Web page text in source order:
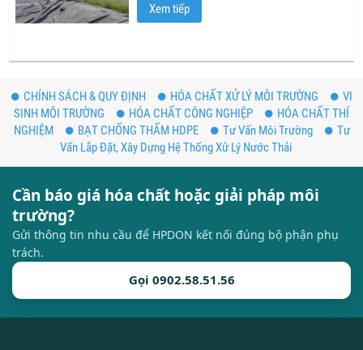
Xem tiếp
CHÍNH SÁCH & QUY ĐỊNH HÓA CHẤT XỬ LÝ MÔI TRƯỜNG
VI
SINH MÔI TRƯỜNG
HÓA CHẤT CÔNG NGHIỆP
HÓA CHẤT THÍ
NGHIỆM
BẠT CHỐNG THẤM HDPE Tư Vấn Môi Trường
Tư
Vấn Lắp Đặt, Xây Dựng Hệ Thống Xử Lý Nước Thải
Cần báo giá hóa chất hoặc giải pháp môi
trường?
Gửi thông tin nhu cầu để HPDON kết nối đúng bộ phận phụ
trách.
Gọi 0902.58.51.56